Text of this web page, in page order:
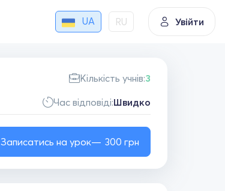
UA RU Увійти
Кількість учнів:3
Час відповіді:Швидко
Записатись на урок 300 грн